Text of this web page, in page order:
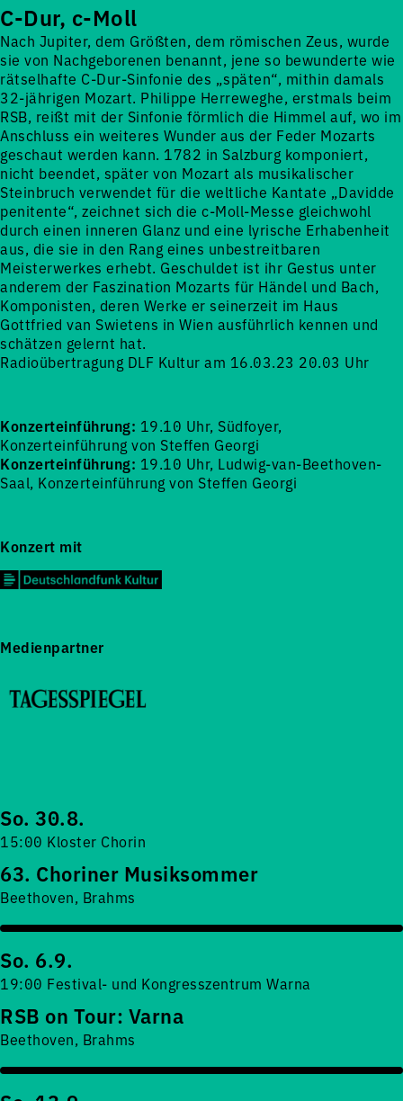
C-Dur, c-Moll
Nach Jupiter, dem Größten, dem römischen Zeus, wurde
sie von Nachgeborenen benannt, jene so bewunderte wie
rätselhafte C-Dur-Sinfonie des „späten“, mithin damals
32-jährigen Mozart. Philippe Herreweghe, erstmals beim
RSB, reißt mit der Sinfonie förmlich die Himmel auf, wo im
Anschluss ein weiteres Wunder aus der Feder Mozarts
geschaut werden kann. 1782 in Salzburg komponiert,
nicht beendet, später von Mozart als musikalischer
Steinbruch verwendet für die weltliche Kantate „Davidde
penitente“, zeichnet sich die c-Moll-Messe gleichwohl
durch einen inneren Glanz und eine lyrische Erhabenheit
aus, die sie in den Rang eines unbestreitbaren
Meisterwerkes erhebt. Geschuldet ist ihr Gestus unter
anderem der Faszination Mozarts für Händel und Bach,
Komponisten, deren Werke er seinerzeit im Haus
Gottfried van Swietens in Wien ausführlich kennen und
schätzen gelernt hat.
Radioübertragung DLF Kultur am 16.03.23 20.03 Uhr
Konzerteinführung: 19.10 Uhr, Südfoyer,
Konzerteinführung von Steffen Georgi
Konzerteinführung: 19.10 Uhr, Ludwig-van-Beethoven-
Saal, Konzerteinführung von Steffen Georgi
Konzert mit
Medienpartner
So. 30.8.
15:00 Kloster Chorin
63. Choriner Musiksommer
Beethoven, Brahms
So. 6.9.
19:00 Festival- und Kongresszentrum Warna
RSB on Tour: Varna
Beethoven, Brahms